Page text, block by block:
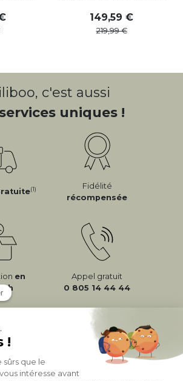
149,59
219,99
c'est aussi
uniques !
(1)
Fidélité
récompensée
en
Appel gratuit
0 805 14 44 44